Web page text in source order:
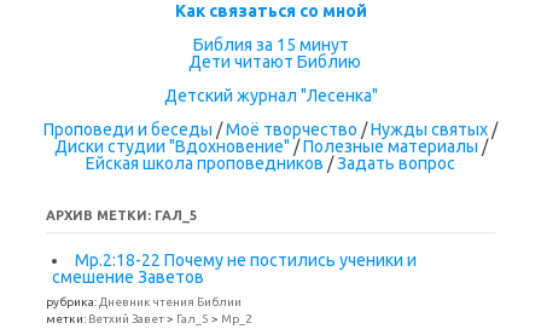
Как связаться со мной
Библия за 15 минут
Дети читают Библию
Детский журнал "Лесенка"
Проповеди и беседы /Моё творчество /Нужды святых /
Диски студии "Вдохновение" /Полезные материалы /
Ейская школа проповедников /Задать вопрос
АРХИВ МЕТКИ: ГАЛ_5
Мр.2:18-22 Почему не постились ученики и
смешение Заветов
рубрика: Дневник чтения Библии
метки: Ветхий Завет> Гал_5 > Мр_2